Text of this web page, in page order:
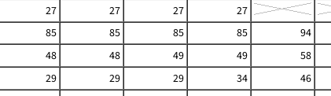
27 27 27
27
85 85 85 85 94
48 48 49 49 58
29 29 29 34 46